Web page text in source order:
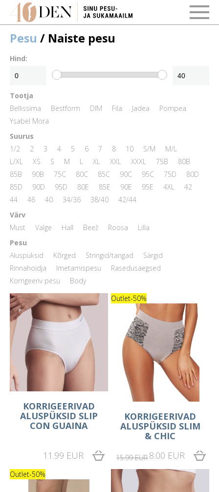
Pesu / Naiste pesu
Hind:
Tootja
Bellissima
Bestform DIM Fila Jadea
Pompea
Ysabel Mora
Suurus
1/2
2 3 4 5 6 7 8 10 S/M
M/L
L/XL
XS S M L XL XXL XXXL 75B
80B
85B
90B 75C 80C 85C 90C 95C 75D
80D
85D
90D 95D 80E 85E 90E 95E 4XL
42
44
46 40 34/36 38/40
42/44
Värv
Must
Valge Hall Beež Roosa
Lilla
Pesu
Aluspüksid
Kõrged Stringid/tangad
Särgid
Rinnahoidja
Imetamispesu
Rasedusaegsed
Korrigeeriv pesu
Body
KORRIGEERIVAD
ALUSPÜKSID SLIP
CON GUAINA
11.99 EUR
Outlet-50%
KORRIGEERIVAD
ALUSPÜKSID SLIM
& CHIC
15.99 EUR8.00 EUR
Outlet-50%